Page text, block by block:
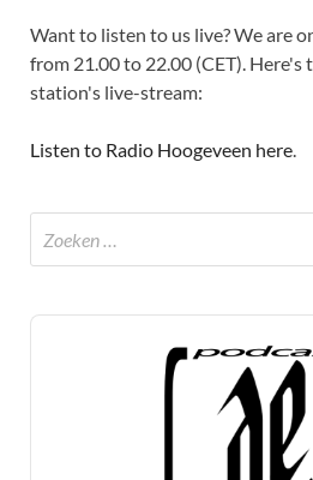
Want to listen to us live? We are
from 21.00 to 22.00 (CET). Here's
station's live-stream:
Listen to Radio Hoogeveen here.
Audio